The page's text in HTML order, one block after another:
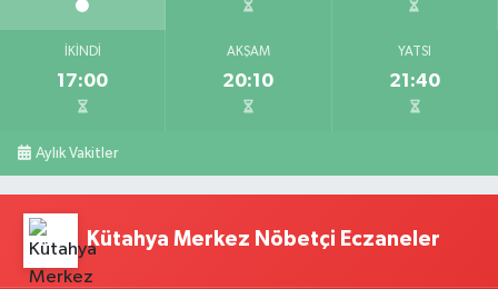
İKINDI
17:00
AKŞAM
20:10
YATSI
21:40
Aylık Vakitler
Kütahya Merkez Nöbetçi Eczaneler